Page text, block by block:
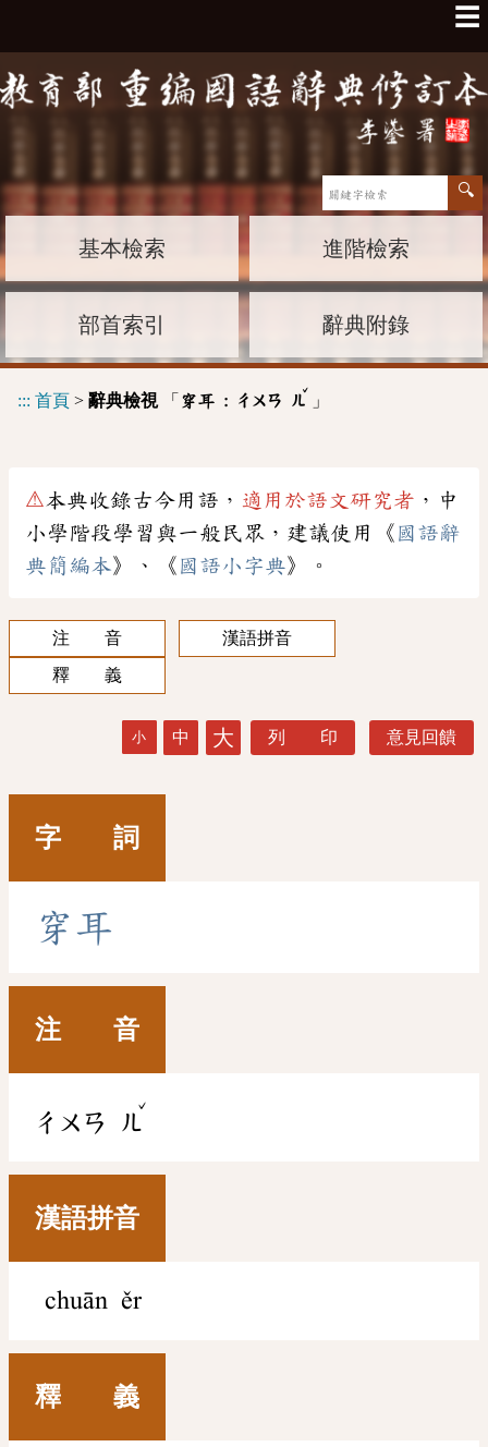
☰
基本檢索 進階檢索
部首索引 辭典附錄
::: 首頁 > 辭典檢視「 穿耳 : ㄔㄨㄢ ㄦ
ˇ
」
⚠本典收錄古今用語， 適用於語文研究者 ，中
小學階段學習與一般民眾，建議使用《 國語辭
典簡編本》、《 國語小字典》。
注 音
漢語拼音
釋 義
小 中 大 列 印 意見回饋
字 詞
穿耳
注 音
ㄔㄨㄢ ㄦ
ˇ
漢語拼音
chuān ěr
釋 義